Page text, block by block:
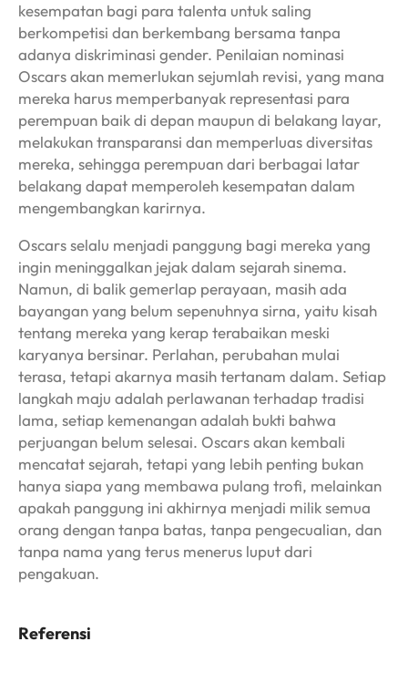
kesempatan bagi para talenta untuk saling
berkompetisi dan berkembang bersama tanpa
adanya diskriminasi gender. Penilaian nominasi
Oscars akan memerlukan sejumlah revisi, yang mana
mereka harus memperbanyak representasi para
perempuan baik di depan maupun di belakang layar,
melakukan transparansi dan memperluas diversitas
mereka, sehingga perempuan dari berbagai latar
belakang dapat memperoleh kesempatan dalam
mengembangkan karirnya.
Oscars selalu menjadi panggung bagi mereka yang
ingin meninggalkan jejak dalam sejarah sinema.
Namun, di balik gemerlap perayaan, masih ada
bayangan yang belum sepenuhnya sirna, yaitu kisah
tentang mereka yang kerap terabaikan meski
karyanya bersinar. Perlahan, perubahan mulai
terasa, tetapi akarnya masih tertanam dalam. Setiap
langkah maju adalah perlawanan terhadap tradisi
lama, setiap kemenangan adalah bukti bahwa
perjuangan belum selesai. Oscars akan kembali
mencatat sejarah, tetapi yang lebih penting bukan
hanya siapa yang membawa pulang trofi, melainkan
apakah panggung ini akhirnya menjadi milik semua
orang dengan tanpa batas, tanpa pengecualian, dan
tanpa nama yang terus menerus luput dari
pengakuan.
Referensi